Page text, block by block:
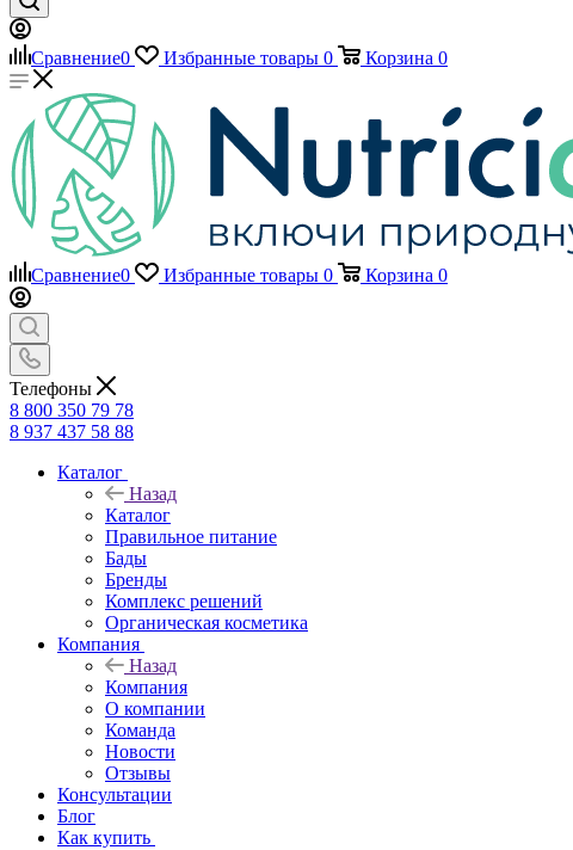
Сравнение0 Избранные товары 0 Корзина 0
Сравнение0 Избранные товары 0 Корзина 0
Телефоны
8 800 350 79 78
8 937 437 58 88
Каталог
Назад
Каталог
Правильное питание
Бады
Бренды
Комплекс решений
Органическая косметика
Компания
Назад
Компания
О компании
Команда
Новости
Отзывы
Консультации
Блог
Как купить